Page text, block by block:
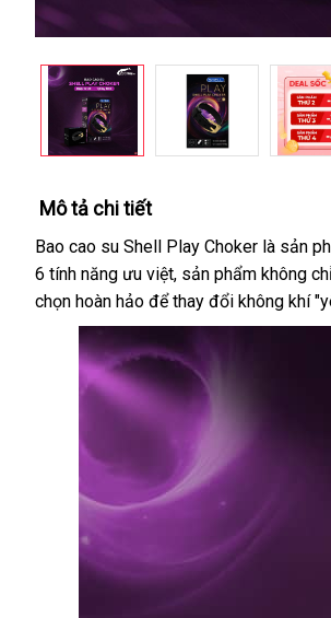
Mô tả chi tiết
Bao cao su Shell Play Choker là sản
6 tính năng ưu việt, sản phẩm không
chọn hoàn hảo để thay đổi không khí